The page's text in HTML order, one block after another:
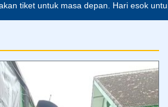
untuk masa depan. Hari esok untuk